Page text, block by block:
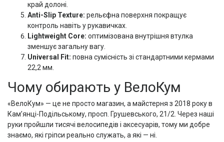
край долоні.
Anti-Slip Texture: рельєфна поверхня покращує
контроль навіть у рукавичках.
Lightweight Core: оптимізована внутрішня втулка
зменшує загальну вагу.
Universal Fit: повна сумісність зі стандартними кермами
22,2 мм.
Чому обирають у ВелоКум
«ВелоКум» — це не просто магазин, а майстерня з 2018 року в
Кам’янці-Подільському, просп. Грушевського, 21/2. Через наші
руки пройшли тисячі велосипедів і аксесуарів, тому ми добре
знаємо, які гріпси реально служать, а які — ні.